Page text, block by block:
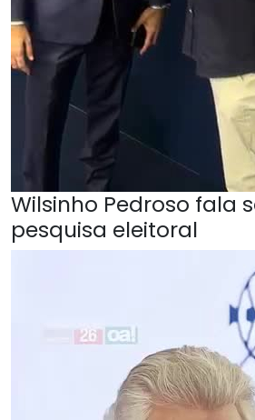
Wilsinho Pedroso fala
pesquisa eleitoral